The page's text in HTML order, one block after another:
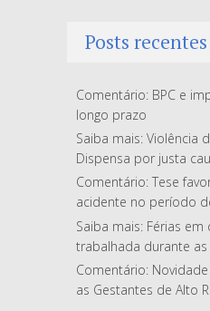
Posts recentes
Comentário: BPC e
longo prazo
Saiba mais: Violência
Dispensa por justa
Comentário: Tese
acidente no período
Saiba mais: Férias
trabalhada durante as
Comentário:
as Gestantes de Alto